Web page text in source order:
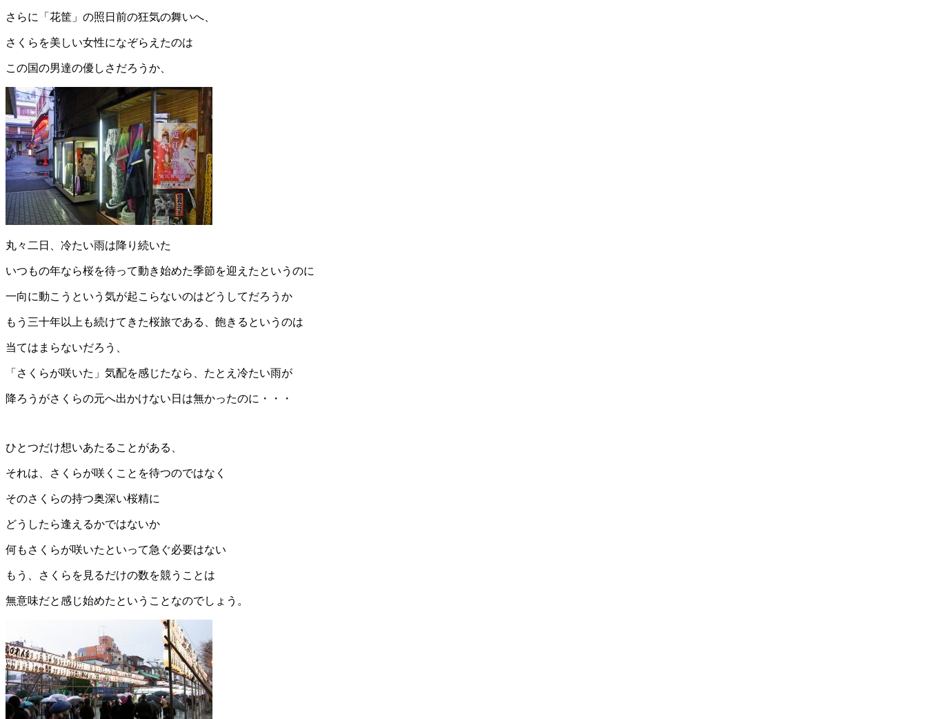
さらに「花筐」の照日前の狂気の舞いへ、
さくらを美しい女性になぞらえたのは
この国の男達の優しさだろうか、
丸々二日、冷たい雨は降り続いた
いつもの年なら桜を待って動き始めた季節を迎えたというのに
一向に動こうという気が起こらないのはどうしてだろうか
もう三十年以上も続けてきた桜旅である、飽きるというのは
当てはまらないだろう、
「さくらが咲いた」気配を感じたなら、たとえ冷たい雨が
降ろうがさくらの元へ出かけない日は無かったのに・・・
ひとつだけ想いあたることがある、
それは、さくらが咲くことを待つのではなく
そのさくらの持つ奥深い桜精に
どうしたら逢えるかではないか
何もさくらが咲いたといって急ぐ必要はない
もう、さくらを見るだけの数を競うことは
無意味だと感じ始めたということなのでしょう。